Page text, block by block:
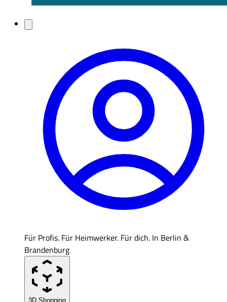
Für Profis. Für Heimwerker. Für dich. In Berlin &
Brandenburg
3D Shopping